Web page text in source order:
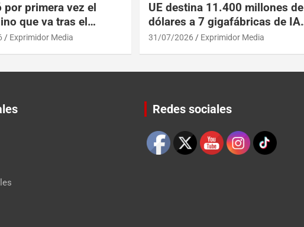
por primera vez el
que va tras el
A319 en el Tíbet
Exprimidor Media
UE destina 11.400 millones de
dólares a 7 gigafábricas de IA
para alcanzar a EEUU y China
31/07/2026 Exprimidor Media
Redes sociales
Set Youtube Channel ID